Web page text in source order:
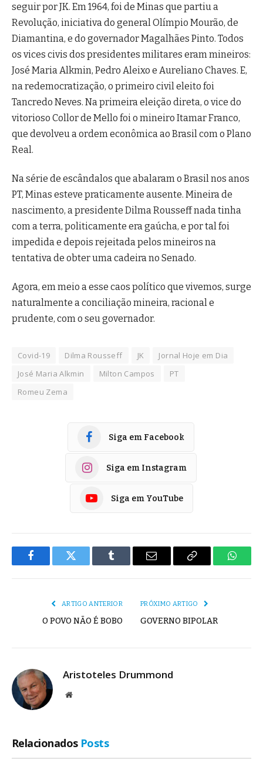
seguir por JK. Em 1964, foi de Minas que partiu a
Revolução, iniciativa do general Olímpio Mourão, de
Diamantina, e do governador Magalhães Pinto. Todos
os vices civis dos presidentes militares eram mineiros:
José Maria Alkmin, Pedro Aleixo e Aureliano Chaves. E,
na redemocratização, o primeiro civil eleito foi
Tancredo Neves. Na primeira eleição direta, o vice do
vitorioso Collor de Mello foi o mineiro Itamar Franco,
que devolveu a ordem econômica ao Brasil com o Plano
Real.
Na série de escândalos que abalaram o Brasil nos anos
PT, Minas esteve praticamente ausente. Mineira de
nascimento, a presidente Dilma Rousseff nada tinha
com a terra, politicamente era gaúcha, e por tal foi
impedida e depois rejeitada pelos mineiros na
tentativa de obter uma cadeira no Senado.
Agora, em meio a esse caos político que vivemos, surge
naturalmente a conciliação mineira, racional e
prudente, com o seu governador.
Covid-19 Dilma Rousseff JK
Jornal Hoje em Dia
José Maria Alkmin
Milton Campos
PT
Romeu Zema
Siga em Facebook
Siga em Instagram
Siga em YouTube
FacebookTwitter Tumblr
E-
Copiar
ARTIGO ANTERIOR
O POVO NÃO É BOBO
PRÓXIMO ARTIGO
GOVERNO BIPOLAR
Aristoteles Drummond
Site
Relacionados Posts